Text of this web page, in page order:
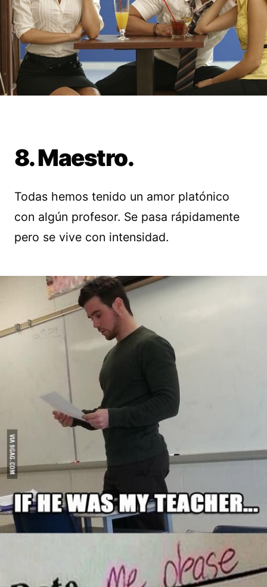
8. Maestro.
Todas hemos tenido un amor platónico
con algún profesor. Se pasa rápidamente
pero se vive con intensidad.